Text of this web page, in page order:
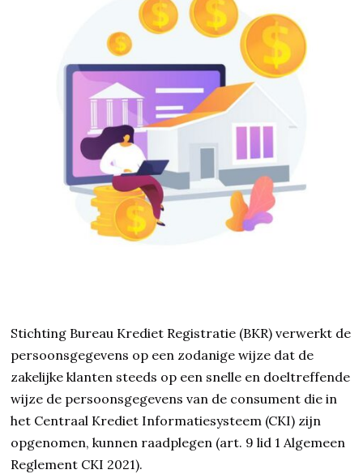
Stichting Bureau Krediet Registratie (BKR) verwerkt de
persoonsgegevens op een zodanige wijze dat de
zakelijke klanten steeds op een snelle en doeltreffende
wijze de persoonsgegevens van de consument die in
het Centraal Krediet Informatiesysteem (CKI) zijn
opgenomen, kunnen raadplegen (art. 9 lid 1 Algemeen
Reglement CKI 2021).